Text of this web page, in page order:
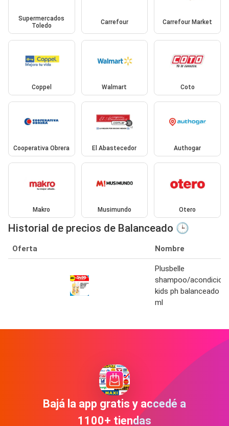
Supermercados
Toledo
Carrefour Carrefour Market
Coppel Walmart Coto
Cooperativa Obrera El Abastecedor Authogar
Makro Musimundo Otero
Historial de precios de Balanceado 🕒
Oferta Nombre
Plusbelle
shampoo/
kids ph balanceado
ml
Bajá la app gratis y accedé a
1100+ tiendas